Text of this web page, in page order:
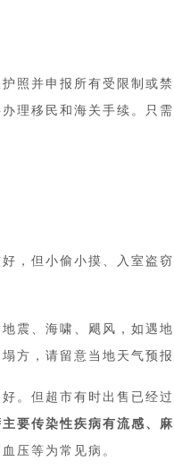
照并申报所有受限制或
理移民和海关手续。只
，但小偷小摸、入室盗
震、海啸、飓风，如遇
方，请留意当地天气预
。但超市有时出售已经
要传染性疾病有流感、
压等为常见病。